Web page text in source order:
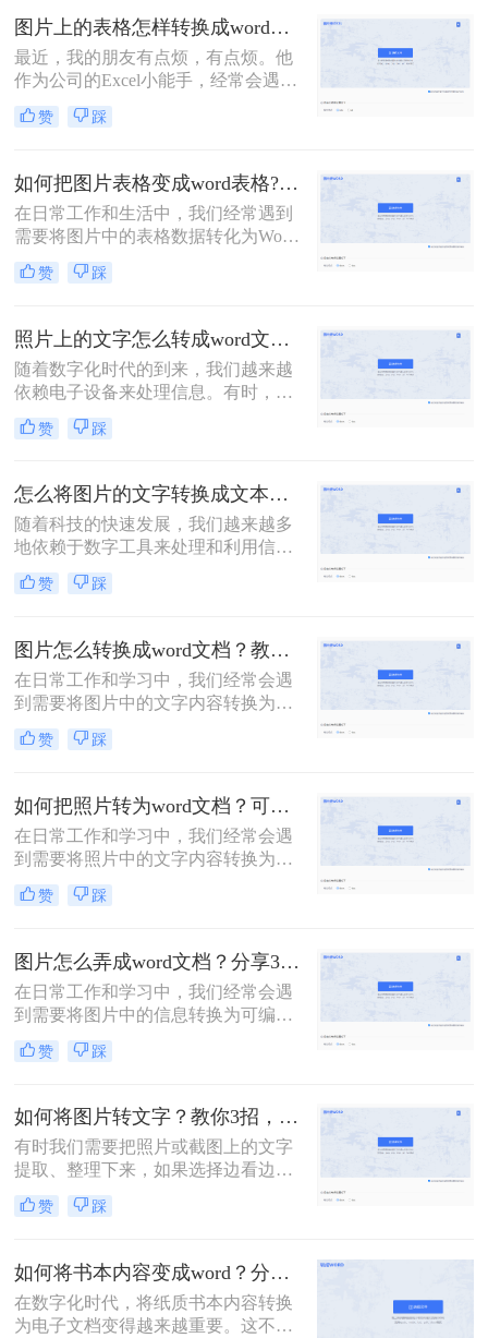
换成Word文档的方法，帮助您轻松完
成这一任务。
图片上的表格怎样转换成word表格？教你转换的二个方法！
最近，我的朋友有点烦，有点烦。他
作为公司的Excel小能手，经常会遇到
同事发Excel表过来咨询的情况。他们
的口头禅通常都是：“大神，大神，
对呢？”顺带一张Excel截图。对，是
截图！如何在一张截图上发现问题，
查找答案呢？这是一个问题。更大的
问题是，老板也喜欢这样……今天就
来给大家分享二个技巧，「图片上的
表格怎样转换成word表格」
赞 踩
如何把图片表格变成word表格?教你三招轻松搞定！
在日常工作和生活中，我们经常遇到
需要将图片中的表格数据转化为Word
文档中的表格的情况。这样的需求常
见于数据提取、文档编辑、报告撰写
word表格呢？以下将介绍几种常用的
方法，帮助你将图片表格转换成Word
表格。
赞 踩
照片上的文字怎么转成word文档？分享2种方法，简单易学！
随着数字化时代的到来，我们越来越
依赖电子设备来处理信息。有时，我
们可能需要从照片中提取文字内容，
并将其转换为可编辑的Word文档。这
如从书籍、报纸、海报、名片，甚至
是手写笔记中提取信息。那么照片上
的文字怎么转成word文档呢？本文将
介绍几种常用的方法，帮助你轻松地
将照片上的文字转换成Word文档。
赞 踩
怎么将图片的文字转换成文本？这里教你3种方法！
随着科技的快速发展，我们越来越多
地依赖于数字工具来处理和利用信
息。在日常生活中，我们经常会遇到
需要将图片中的文字转换成可编辑文
片中的标语、还是社交媒体上的图片
中提取信息，将图片中的文字转换成
文本都是一项非常实用的技能。那么
怎么将图片的文字转换成文本呢？本
文将详细介绍几种常用的方法，帮助
你轻松实现图片文字到文本的转换。
赞 踩
图片怎么转换成word文档？教你3种简单方法！
在日常工作和学习中，我们经常会遇
到需要将图片中的文字内容转换为
Word文档的情况。这可能是因为图片
中的文字内容需要编辑、修改或进一
文档并不能实现文字内容的编辑，因
此我们需要将图片转换成可编辑的
Word文档。本文将详细介绍图片怎么
转换成word文档的几种方法，并给出
具体的操作步骤和注意事项。
赞 踩
如何把照片转为word文档？可以试试这三个方法！
在日常工作和学习中，我们经常会遇
到需要将照片中的文字内容转换为可
编辑的Word文档的情况。这可能是因
为照片中的文字信息对我们非常重
享。那么如何把照片转为word文档
呢？下面，我将详细介绍几种将照片
转为Word文档的方法，并给出具体的
操作步骤。
赞 踩
图片怎么弄成word文档？分享3种简单方法，轻松搞定!
在日常工作和学习中，我们经常会遇
到需要将图片中的信息转换为可编辑
的Word文档的情况。无论是扫描的文
档、截图还是照片，我们都希望能够
进行编辑、整理或分享。那么图片怎
么弄成word文档呢？下面，我将详细
介绍几种将图片转换为Word文档的方
法，并给出具体的操作步骤。
赞 踩
如何将图片转文字？教你3招，轻松搞定图片转文字提取！
有时我们需要把照片或截图上的文字
提取、整理下来，如果选择边看边打
字，那么效率实在太低了。那么如何
将图片转文字？其实很简单，掌握以
文字，非常方便！
赞 踩
如何将书本内容变成word？分享3种方法，简单易学！
在数字化时代，将纸质书本内容转换
为电子文档变得越来越重要。这不仅